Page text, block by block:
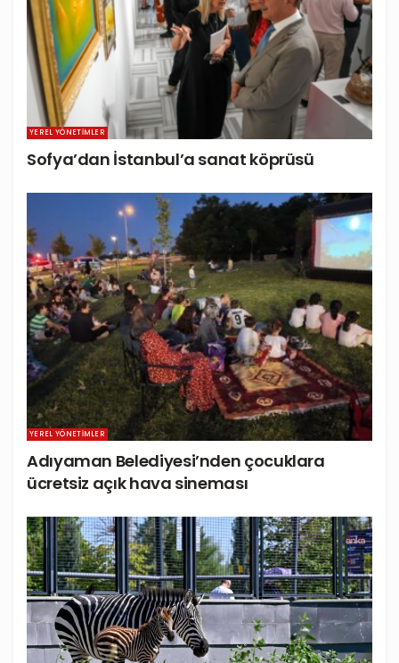
YEREL YÖNETIMLER
Sofya’dan İstanbul’a sanat köprüsü
YEREL YÖNETIMLER
Adıyaman Belediyesi’nden çocuklara
ücretsiz açık hava sineması